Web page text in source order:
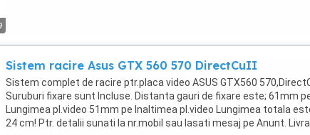
Sistem racire Asus GTX 560 570 DirectCuII
Sistem complet de racire ptr.placa video ASUS GTX560
Suruburi fixare sunt Incluse. Distanta gauri de fixare este; 61mm
Lungimea pl.video 51mm pe Inaltimea pl.video Lungimea totala
24 cm! Ptr. detalii sunati la nr.mobil sau lasati mesaj pe Anunt.